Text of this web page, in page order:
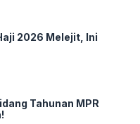
2026 Melejit, Ini
Tahunan MPR